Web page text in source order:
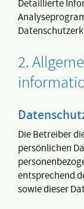
Detaillierte
2.
Die Betreiber
persönlichen
entsprechend
sowie dieser